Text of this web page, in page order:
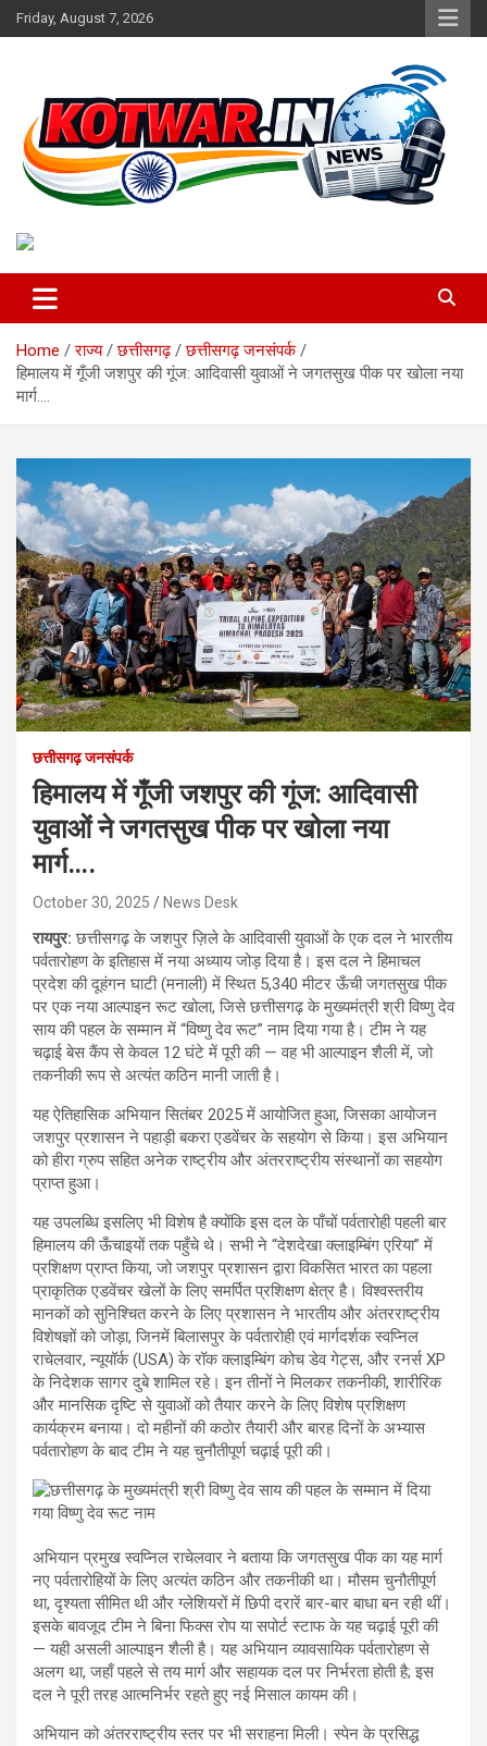
Skip
to
Friday, August 7, 2026
kotwar.in
Home राज्य छत्तीसगढ़
छत्तीसगढ़ जनसंपर्क
हिमालय में गूँजी जशपुर की गूंज: आदिवासी युवाओं ने जगतसुख पीक पर खोला नया
मार्ग….
छत्तीसगढ़ जनसंपर्क
हिमालय में गूँजी जशपुर की गूंज: आदिवासी
युवाओं ने जगतसुख पीक पर खोला नया
मार्ग….
October 30, 2025 News Desk
रायपुर: छत्तीसगढ़ के जशपुर ज़िले के आदिवासी युवाओं के एक दल ने भारतीय
पर्वतारोहण के इतिहास में नया अध्याय जोड़ दिया है। इस दल ने हिमाचल
प्रदेश की दूहंगन घाटी (मनाली) में स्थित 5,340 मीटर ऊँची जगतसुख पीक
पर एक नया आल्पाइन रूट खोला, जिसे छत्तीसगढ़ के मुख्यमंत्री श्री विष्णु देव
साय की पहल के सम्मान में “विष्णु देव रूट” नाम दिया गया है। टीम ने यह
चढ़ाई बेस कैंप से केवल 12 घंटे में पूरी की — वह भी आल्पाइन शैली में, जो
तकनीकी रूप से अत्यंत कठिन मानी जाती है।
यह ऐतिहासिक अभियान सितंबर 2025 में आयोजित हुआ, जिसका आयोजन
जशपुर प्रशासन ने पहाड़ी बकरा एडवेंचर के सहयोग से किया। इस अभियान
को हीरा ग्रुप सहित अनेक राष्ट्रीय और अंतरराष्ट्रीय संस्थानों का सहयोग
प्राप्त हुआ।
यह उपलब्धि इसलिए भी विशेष है क्योंकि इस दल के पाँचों पर्वतारोही पहली बार
हिमालय की ऊँचाइयों तक पहुँचे थे। सभी ने “देशदेखा क्लाइम्बिंग एरिया” में
प्रशिक्षण प्राप्त किया, जो जशपुर प्रशासन द्वारा विकसित भारत का पहला
प्राकृतिक एडवेंचर खेलों के लिए समर्पित प्रशिक्षण क्षेत्र है। विश्वस्तरीय
मानकों को सुनिश्चित करने के लिए प्रशासन ने भारतीय और अंतरराष्ट्रीय
विशेषज्ञों को जोड़ा, जिनमें बिलासपुर के पर्वतारोही एवं मार्गदर्शक स्वप्निल
राचेलवार, न्यूयॉर्क (USA) के रॉक क्लाइम्बिंग कोच डेव गेट्स, और रनर्स XP
के निदेशक सागर दुबे शामिल रहे। इन तीनों ने मिलकर तकनीकी, शारीरिक
और मानसिक दृष्टि से युवाओं को तैयार करने के लिए विशेष प्रशिक्षण
कार्यक्रम बनाया। दो महीनों की कठोर तैयारी और बारह दिनों के अभ्यास
पर्वतारोहण के बाद टीम ने यह चुनौतीपूर्ण चढ़ाई पूरी की।
अभियान प्रमुख स्वप्निल राचेलवार ने बताया कि जगतसुख पीक का यह मार्ग
नए पर्वतारोहियों के लिए अत्यंत कठिन और तकनीकी था। मौसम चुनौतीपूर्ण
था, दृश्यता सीमित थी और ग्लेशियरों में छिपी दरारें बार-बार बाधा बन रही थीं।
इसके बावजूद टीम ने बिना फिक्स रोप या सपोर्ट स्टाफ के यह चढ़ाई पूरी की
— यही असली आल्पाइन शैली है। यह अभियान व्यावसायिक पर्वतारोहण से
अलग था, जहाँ पहले से तय मार्ग और सहायक दल पर निर्भरता होती है; इस
दल ने पूरी तरह आत्मनिर्भर रहते हुए नई मिसाल कायम की।
अभियान को अंतरराष्ट्रीय स्तर पर भी सराहना मिली। स्पेन के प्रसिद्ध